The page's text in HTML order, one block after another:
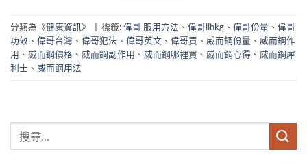
分類為《健康資訊》 標籤:偉哥 服用方法 、 偉哥lihkg 、 偉哥份量 、 偉哥
功效 、 偉哥台灣 、 偉哥犯法 、 偉哥英文 、 偉哥買 、 威而鋼份量 、 威而鋼作
用 、 威而鋼價格 、 威而鋼副作用 、 威而鋼哪裡買 、 威而鋼心得 、 威而鋼犀
利士 、 威而鋼用法